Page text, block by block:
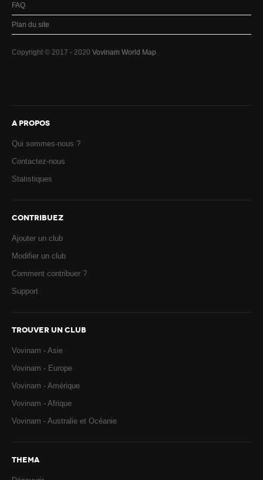
FAQ
Plan du site
Copyright © 2017 - 2020 Vovinam World Map
A PROPOS
Qui sommes-nous ?
Contactez-nous
Statistiques
CONTRIBUEZ
Ajouter un club
Modifier un club
Comment contribuer ?
Support
TROUVER UN CLUB
Vovinam - Asie
Vovinam - Europe
Vovinam - Amérique
Vovinam - Afrique
Vovinam - Australie et Océanie
THEMA